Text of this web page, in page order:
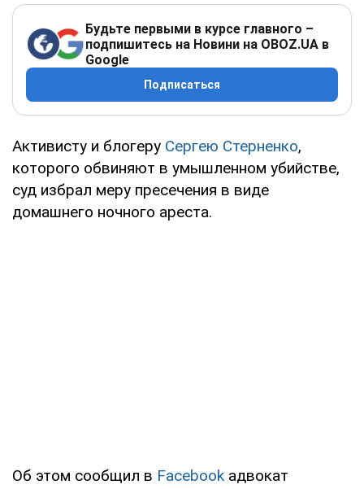
Будьте первыми в курсе главного –
подпишитесь на Новини на OBOZ.UA в
Google
Подписаться
Активисту и блогеру Сергею Стерненко,
которого обвиняют в умышленном убийстве,
суд избрал меру пресечения в виде
домашнего ночного ареста.
Об этом сообщил в Facebook адвокат